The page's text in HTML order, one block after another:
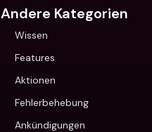
Andere Kategorien
Wissen
Features
Aktionen
Fehlerbehebung
Ankündigungen